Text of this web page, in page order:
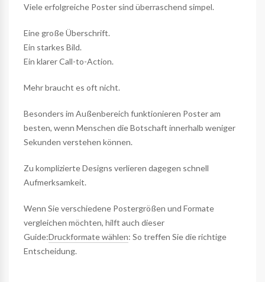
Viele erfolgreiche Poster sind überraschend simpel.
Eine große Überschrift.
Ein starkes Bild.
Ein klarer Call-to-Action.
Mehr braucht es oft nicht.
Besonders im Außenbereich funktionieren Poster am
besten, wenn Menschen die Botschaft innerhalb weniger
Sekunden verstehen können.
Zu komplizierte Designs verlieren dagegen schnell
Aufmerksamkeit.
Wenn Sie verschiedene Postergrößen und Formate
vergleichen möchten, hilft auch dieser
Guide:Druckformate wählen: So treffen Sie die richtige
Entscheidung.